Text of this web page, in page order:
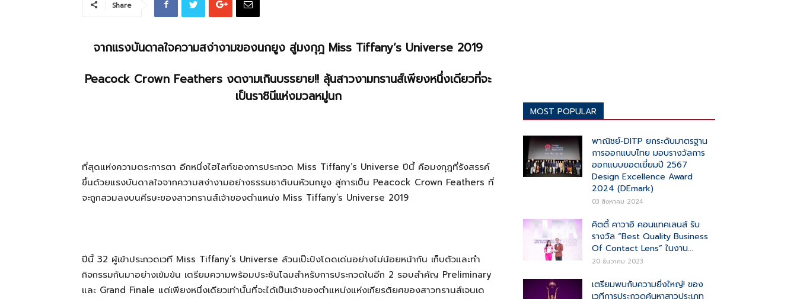
ราว
จริง
Share
จากแรงบันดาลใจความสง่างามของนกยูง สู่มงกุฎ Miss Tiffany’s Universe 2019
Peacock Crown Feathers งดงามเกินบรรยาย!! ลุ้นสาวงามทรานส์เพียงหนึ่งเดียวที่จะ
เป็นราชินีแห่งมวลหมู่นก
ที่สุดแห่งความตระการตา อีกหนึ่งไฮไลท์ของการประกวด Miss Tiffany’s Universe ปีนี้ คือมงกุฎที่รังสรรค์
ขึ้นด้วยแรงบันดาลใจจากความสง่างามอย่างธรรมชาติบนหัวนกยูง สู่การเป็น Peacock Crown Feathers ที่
จะถูกสวมลงบนศีรษะของสาวทรานส์เจ้าของตำแหน่ง Miss Tiffany’s Universe 2019
ปีนี้ 32 ผู้เข้าประกวดเวที Miss Tiffany’s Universe ล้วนเป๊ะปังโดดเด่นอย่างไม่น้อยหน้ากัน เก็บตัวและทำ
กิจกรรมกันมาอย่างเข้มข้น เตรียมความพร้อมประชันโฉมสำหรับการประกวดในอีก 2 รอบสำคัญ Preliminary
และ Grand Finale แต่เพียงหนึ่งเดียวเท่านั้นที่จะได้เป็นเจ้าของตำแหน่งแห่งเกียรติยศของสาวทรานส์เจนเด
MOST POPULAR
พาณิชย์-DITP ยกระดับมาตรฐาน
การออกแบบไทย มอบรางวัลการ
ออกแบบยอดเยี่ยมปี 2567
Design Excellence Award
2024 (DEmark)
03 สิงหาคม 2024
คิตตี้ คาวาอิ คอนแทคเลนส์ รับ
รางวัล “Best Quality Business
Of Contact Lens” ในงาน...
20 ธันวาคม 2023
เตรียมพบกับความยิ่งใหญ่! ของ
เวทีการประกวดค้นหาสาวประเภท